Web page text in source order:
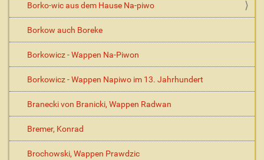
Borko-wic aus dem Hause Na-piwo
Borkow auch Boreke
Borkowicz - Wappen Na-Piwon
Borkowicz - Wappen Napiwo im 13. Jahrhundert
Branecki von Branicki, Wappen Radwan
Bremer, Konrad
Brochowski, Wappen Prawdzic